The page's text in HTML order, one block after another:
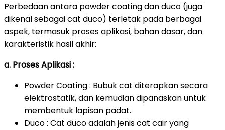
Perbedaan antara powder coating dan duco (juga
dikenal sebagai cat duco) terletak pada berbagai
aspek, termasuk proses aplikasi, bahan dasar, dan
karakteristik hasil akhir:
a. Proses Aplikasi :
Powder Coating : Bubuk cat diterapkan secara
elektrostatik, dan kemudian dipanaskan untuk
membentuk lapisan padat.
Duco : Cat duco adalah jenis cat cair yang